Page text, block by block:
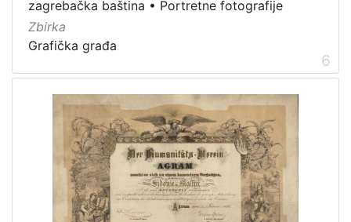
zagrebačka baština • Portretne fotografije
Zbirka
Grafička građa
6